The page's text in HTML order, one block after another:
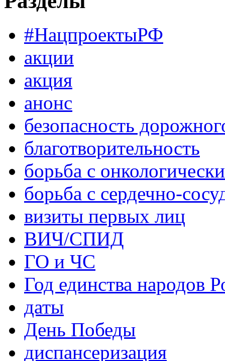
#НацпроектыРФ
акции
акция
анонс
безопасность
благотворительность
борьба с
борьба с сердечно-
визиты первых лиц
ВИЧ/СПИД
ГО и ЧС
Год единства народов
даты
День Победы
диспансеризация